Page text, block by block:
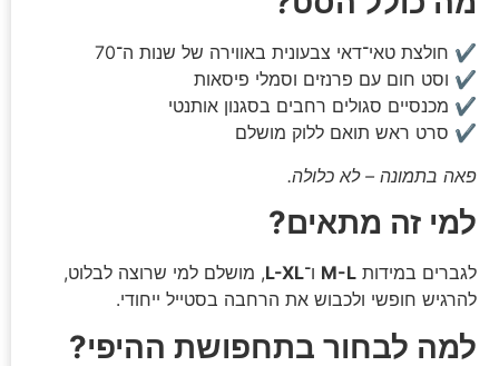
✔ חולצת טאי־דאי צבעונית באווירה של שנות ה־70
✔ וסט חום עם פרנזים וסמלי פיסאות
✔ מכנסיים סגולים רחבים בסגנון אותנטי
✔ סרט ראש תואם ללוק מושלם
פאה בתמונה – לא כלולה.
למי זה מתאים?
לגברים במידות M-L ו־L-XL, מושלם למי שרוצה לבלוט,
להרגיש חופשי ולכבוש את הרחבה בסטייל ייחודי.
למה לבחור בתחפושת ההיפי?